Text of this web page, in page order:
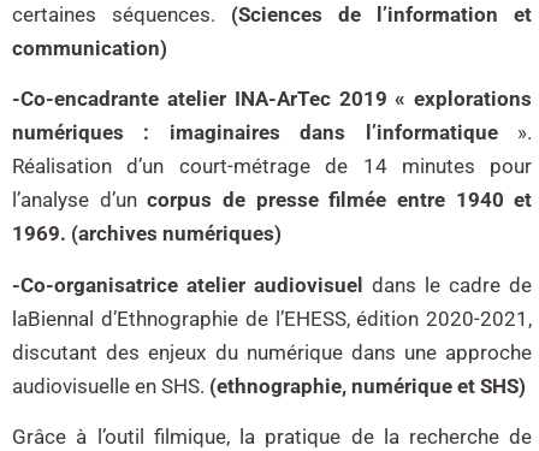
certaines séquences. (Sciences de l’information et
communication)
-Co-encadrante atelier INA-ArTec 2019 « explorations
numériques : imaginaires dans l’informatique ».
Réalisation d’un court-métrage de 14 minutes pour
l’analyse d’uncorpus de presse filmée entre 1940 et
1969. (archives numériques)
-Co-organisatrice atelier audiovisueldans le cadre de
laBiennal d’Ethnographie de l’EHESS, édition 2020-2021,
discutant des enjeux du numérique dans une approche
audiovisuelle en SHS. (ethnographie, numérique et SHS)
Grâce à l’outil filmique, la pratique de la recherche de